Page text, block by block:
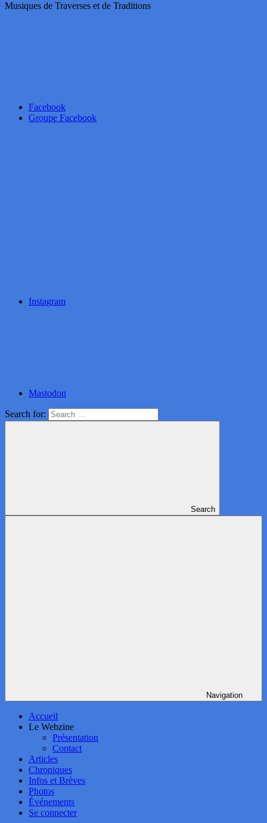
Musiques de Traverses et de Traditions
Facebook
Groupe Facebook
Instagram
Mastodon
Search for:
Search
Navigation
Accueil
Le Webzine
Présentation
Contact
Articles
Chroniques
Infos et Brèves
Photos
Événements
Se connecter